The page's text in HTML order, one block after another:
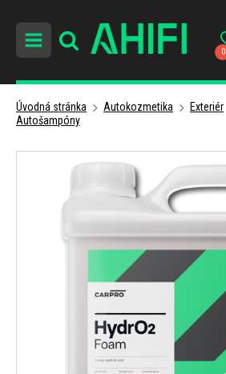
0
Úvodná stránka Autokozmetika Exteriér
Autošampóny